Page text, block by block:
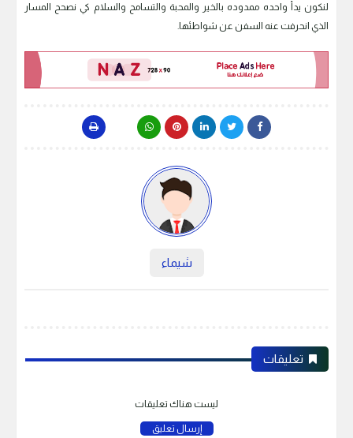
لنكون يدأ واحده ممدوده بالخير والمحبة والتسامح والسلام كي نصحح المسار
الذي انحرفت عنه السفن عن شواطئها.
شيماء
تعليقات
ليست هناك تعليقات
إرسال تعليق